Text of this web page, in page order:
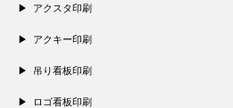
アクスタ印刷
アクキー印刷
吊り看板印刷
ロゴ看板印刷